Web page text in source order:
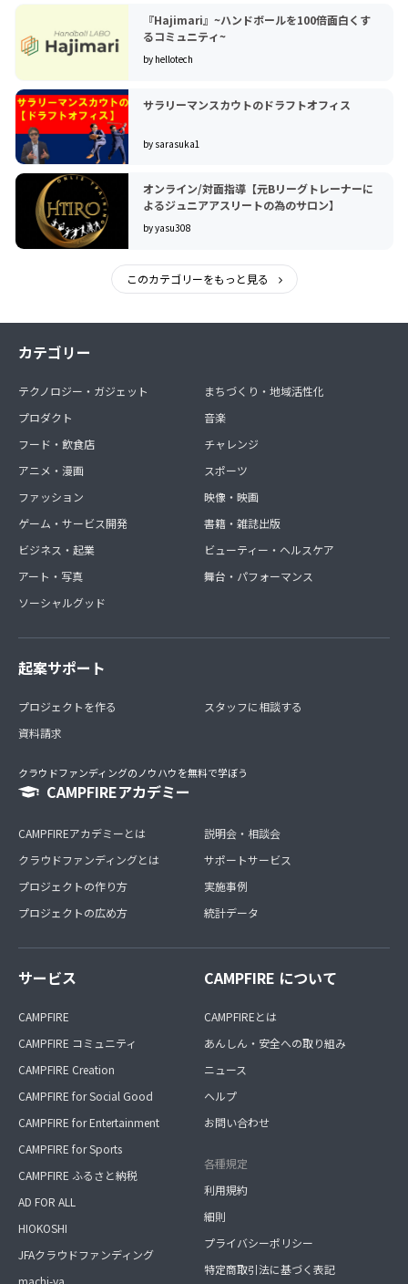
『Hajimari』~ハンドボールを100倍面白くす
るコミュニティ~
by hellotech
サラリーマンスカウトのドラフトオフィス
by sarasuka1
オンライン/対面指導【元Bリーグトレーナーに
よるジュニアアスリートの為のサロン】
by yasu308
このカテゴリーをもっと見る
カテゴリー
テクノロジー・ガジェット
プロダクト
フード・飲食店
アニメ・漫画
ファッション
ゲーム・サービス開発
ビジネス・起業
アート・写真
ソーシャルグッド
まちづくり・地域活性化
音楽
チャレンジ
スポーツ
映像・映画
書籍・雑誌出版
ビューティー・ヘルスケア
舞台・パフォーマンス
起案サポート
プロジェクトを作る
資料請求
スタッフに相談する
クラウドファンディングのノウハウを無料で学ぼう
CAMPFIREアカデミー
CAMPFIREアカデミーとは
クラウドファンディングとは
プロジェクトの作り方
プロジェクトの広め方
説明会・相談会
サポートサービス
実施事例
統計データ
サービス
CAMPFIRE
CAMPFIRE コミュニティ
CAMPFIRE Creation
CAMPFIRE for Social Good
CAMPFIRE for Entertainment
CAMPFIRE for Sports
CAMPFIRE ふるさと納税
AD FOR ALL
HIOKOSHI
JFAクラウドファンディング
CAMPFIRE について
CAMPFIREとは
あんしん・安全への取り組み
ニュース
ヘルプ
お問い合わせ
各種規定
利用規約
細則
プライバシーポリシー
特定商取引法に基づく表記